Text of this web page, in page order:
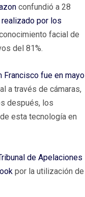
confundió a 28
por los
facial de
del 81%.
Francisco fue en mayo
a través de cámaras,
después, los
esta tecnología en
de Apelaciones
por la utilización de